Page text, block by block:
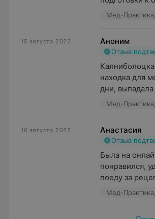
Мед-
15 августа 2022 Аноним
Отзыв
находка для
дни,
Мед-
10 августа 2022 Анастасия
Отзыв
Была на
понравился,
поеду за
Мед-